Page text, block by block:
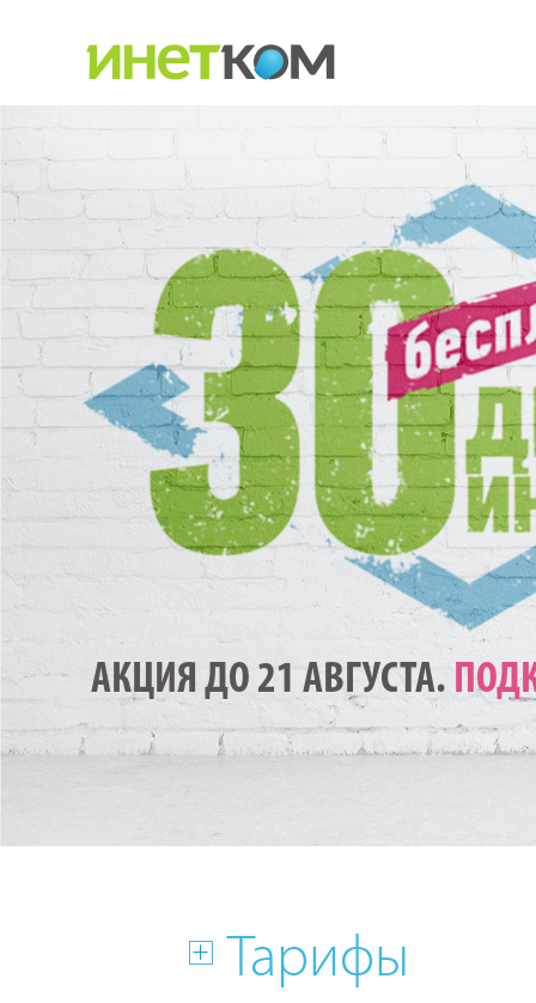
АКЦИЯ ДО 21 АВГУСТА.
Тарифы